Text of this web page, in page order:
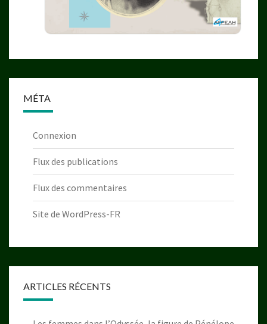
MÉTA
Connexion
Flux des publications
Flux des commentaires
Site de WordPress-FR
ARTICLES RÉCENTS